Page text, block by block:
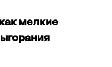
мелкие